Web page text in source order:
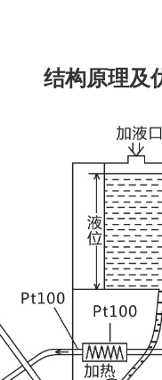
结构原理及